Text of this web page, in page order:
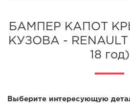
БАМПЕР КАПОТ
КУЗОВА - RENAULT
18 год)
Выберите интересующую